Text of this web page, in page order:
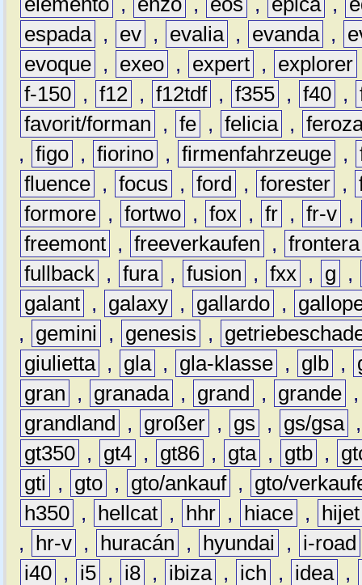
espada , ev , evalia , evanda ,
evoque , exeo , expert , explorer
f-150 , f12 , f12tdf , f355 , f40 ,
favorit/forman
, fe , felicia ,
, figo , fiorino , firmenfahrzeuge ,
fluence , focus , ford , forester ,
formore , fortwo , fox , fr , fr-v ,
freemont , freeverkaufen , frontera
fullback , fura , fusion , fxx , g
,
galant , galaxy , gallardo ,
,
gemini , genesis ,
giulietta , gla , gla-klasse , glb ,
gran
, granada , grand , grande
grandland
, großer , gs , gs/gsa
gt350 , gt4 , gt86 , gta , gtb ,
gti
, gto , gto/ankauf ,
gto/
h350 , hellcat , hhr , hiace ,
hijet
,
hr-v , huracán , hyundai ,
i-road
i40 , i5 , i8 , ibiza , ich , idea ,